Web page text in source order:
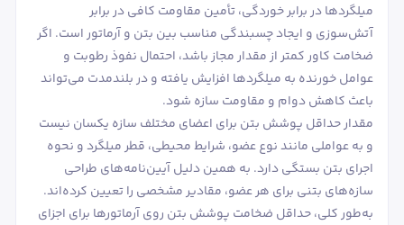
میلگردها در برابر خوردگی، تأمین مقاومت کافی در برابر
آتش‌سوزی و ایجاد چسبندگی مناسب بین بتن و آرماتور است. اگر
ضخامت کاور کمتر از مقدار مجاز باشد، احتمال نفوذ رطوبت و
عوامل خورنده به میلگردها افزایش یافته و در بلندمدت می‌تواند
باعث کاهش دوام و مقاومت سازه شود.
مقدار حداقل پوشش بتن برای اعضای مختلف سازه یکسان نیست
و به عواملی مانند نوع عضو، شرایط محیطی، قطر میلگرد و نحوه
اجرای بتن بستگی دارد. به همین دلیل آیین‌نامه‌های طراحی
سازه‌های بتنی برای هر عضو، مقادیر مشخصی را تعیین کرده‌اند.
به‌طور کلی، حداقل ضخامت پوشش بتن روی آرماتورها برای اجزای